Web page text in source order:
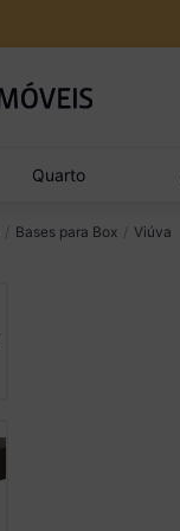
Quarto
Bases para Box Viúva